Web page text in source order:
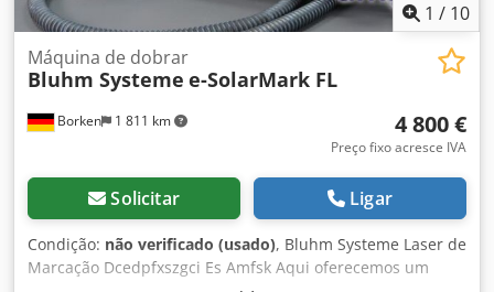
1 / 10
Borken 1 811 km
Máquina de dobrar
Bluhm Systeme e-SolarMark FL
4 800 €
Preço fixo acresce IVA
Solicitar Ligar
Condição: não verificado (usado), Bluhm Systeme Laser de
Marcação Dcedpfxszgci Es Amfsk Aqui oferecemos um